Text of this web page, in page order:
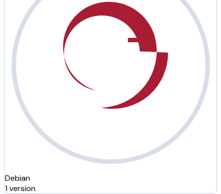
Debian
1 version